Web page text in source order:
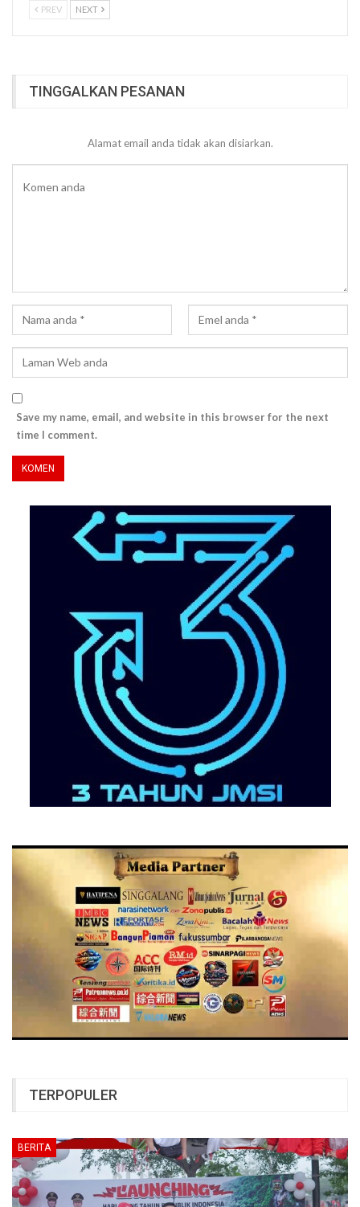
PREV NEXT
TINGGALKAN PESANAN
Alamat email anda tidak akan disiarkan.
Save my name, email, and website in this browser for the next
time I comment.
TERPOPULER
BERITA